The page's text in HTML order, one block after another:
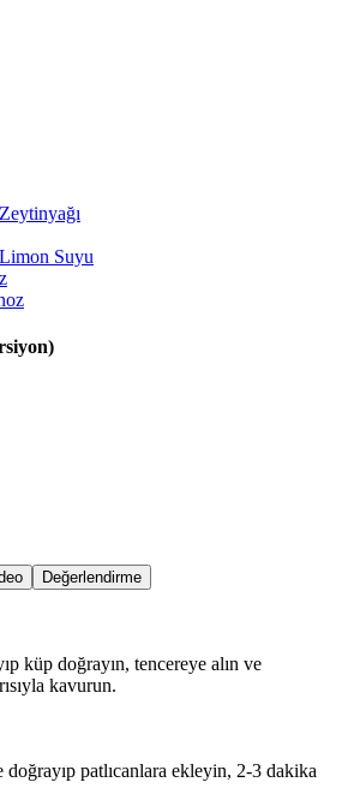
Zeytinyağı
Limon Suyu
Değerlendirme
küp doğrayın, tencereye alın ve
kavurun.
doğrayıp patlıcanlara ekleyin, 2-3 dakika